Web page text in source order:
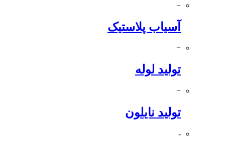
−
آسیاب پلاستیک
−
تولید لوله
−
تولید نایلون
-